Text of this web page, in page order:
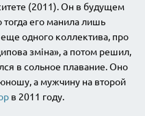
(2011). Он в будущем
его манила лишь
одного коллектива, про
змiна», а потом решил,
в сольное плавание. Оно
а мужчину на второй
в 2011 году.